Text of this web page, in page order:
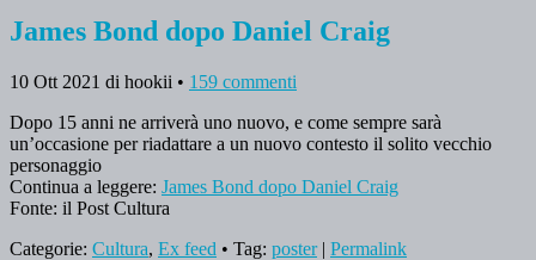
James Bond dopo Daniel Craig
10 Ott 2021 di hookii • 159 commenti
Dopo 15 anni ne arriverà uno nuovo, e come sempre sarà
un’occasione per riadattare a un nuovo contesto il solito vecchio
personaggio
Continua a leggere: James Bond dopo Daniel Craig
Fonte: il Post Cultura
Categorie: Cultura, Ex feed • Tag: poster| Permalink